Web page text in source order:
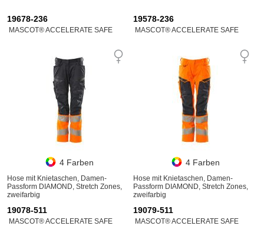
19678-236
MASCOT® ACCELERATE SAFE
4 Farben
Hose mit Knietaschen, Damen-
Passform DIAMOND, Stretch Zones,
zweifarbig
19578-236
MASCOT® ACCELERATE SAFE
4 Farben
Hose mit Knietaschen, Damen-
Passform DIAMOND, Stretch Zones,
zweifarbig
19078-511
MASCOT® ACCELERATE SAFE
19079-511
MASCOT® ACCELERATE SAFE